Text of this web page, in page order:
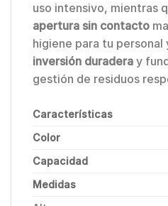
uso intensivo, mientras
apertura sin contacto
higiene para tu personal
inversión duradera y
gestión de residuos
Características
Color
Capacidad
Medidas